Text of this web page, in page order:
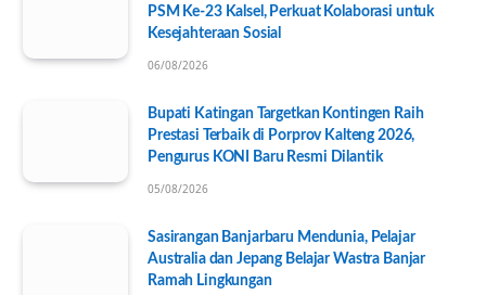
PSM Ke-23 Kalsel, Perkuat Kolaborasi untuk
Kesejahteraan Sosial
06/08/2026
Bupati Katingan Targetkan Kontingen Raih
Prestasi Terbaik di Porprov Kalteng 2026,
Pengurus KONI Baru Resmi Dilantik
05/08/2026
Sasirangan Banjarbaru Mendunia, Pelajar
Australia dan Jepang Belajar Wastra Banjar
Ramah Lingkungan